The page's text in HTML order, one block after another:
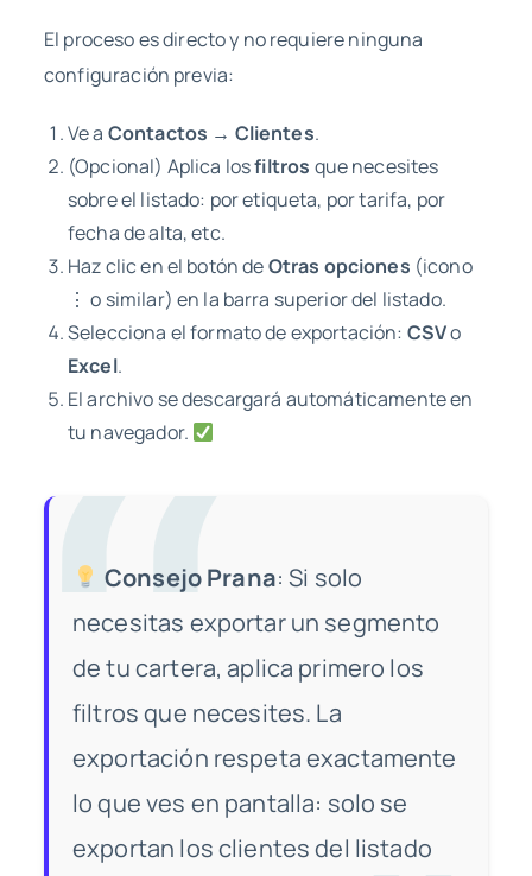
El proceso es directo y no requiere ninguna
configuración previa:
Ve a Contactos → Clientes.
(Opcional) Aplica losfiltros que necesites
sobre el listado: por etiqueta, por tarifa, por
fecha de alta, etc.
Haz clic en el botón deOtras opciones (icono
⋮ o similar) en la barra superior del listado.
Selecciona el formato de exportación: CSVo
Excel.
El archivo se descargará automáticamente en
tu navegador.
Consejo Prana: Si solo
necesitas exportar un segmento
de tu cartera, aplica primero los
filtros que necesites. La
exportación respeta exactamente
lo que ves en pantalla: solo se
exportan los clientes del listado